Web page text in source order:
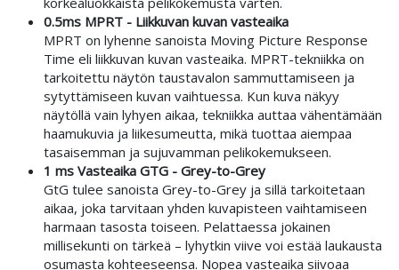
0.5ms MPRT - Liikkuvan kuvan vasteaika
MPRT on lyhenne sanoista Moving Picture Response
Time eli liikkuvan kuvan vasteaika. MPRT-tekniikka on
tarkoitettu näytön taustavalon sammuttamiseen ja
sytyttämiseen kuvan vaihtuessa. Kun kuva näkyy
näytöllä vain lyhyen aikaa, tekniikka auttaa vähentämään
haamukuvia ja liikesumeutta, mikä tuottaa aiempaa
tasaisemman ja sujuvamman pelikokemukseen.
1 ms Vasteaika GTG - Grey-to-Grey
GtG tulee sanoista Grey-to-Grey ja sillä tarkoitetaan
aikaa, joka tarvitaan yhden kuvapisteen vaihtamiseen
harmaan tasosta toiseen. Pelattaessa jokainen
millisekunti on tärkeä – lyhytkin viive voi estää laukausta
osumasta kohteeseensa. Nopea vasteaika siivoaa